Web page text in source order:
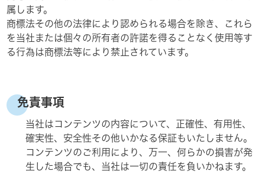
属します。
商標法その他の法律により認められる場合を除き、これら
を当社または個々の所有者の許諾を得ることなく使用等す
る行為は商標法等により禁止されています。
免責事項
当社はコンテンツの内容について、正確性、有用性、
確実性、安全性その他いかなる保証もいたしません。
コンテンツのご利用により、万一、何らかの損害が発
生した場合でも、当社は一切の責任を負いかねます。